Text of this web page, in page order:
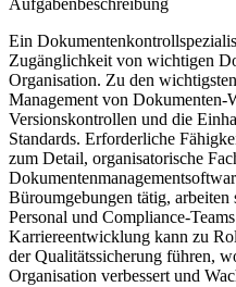
Aufgabenbeschreibung
Ein
Zugänglichkeit von wichtigen
Organisation. Zu den
Management von
Versionskontrollen und die
Standards. Erforderliche
zum Detail, organisatorische
Büroumgebungen tätig,
Personal und Compliance-
Karriereentwicklung kann zu
der Qualitätssicherung führen,
Organisation verbessert und